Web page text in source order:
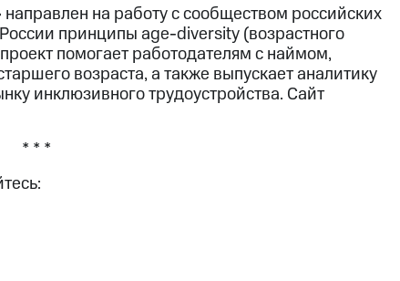
на работу с сообществом российских
принципы age-diversity (возрастного
помогает работодателям с наймом,
возраста, а также выпускает аналитику
инклюзивного трудоустройства. Сайт
* * *